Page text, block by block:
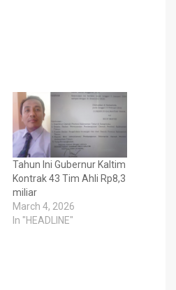
Tahun Ini Gubernur Kaltim
Kontrak 43 Tim Ahli Rp8,3
miliar
March 4, 2026
In "HEADLINE"